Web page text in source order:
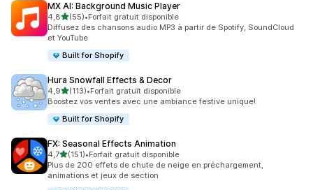
MX AI: Background Music Player
4,8étoile(s) sur 5
(55)
55 avis au total
•Forfait gratuit disponible
Diffusez des chansons audio MP3 à partir de Spotify, SoundCloud
et YouTube
Built for Shopify
Hura Snowfall Effects & Decor
4,9étoile(s) sur 5
(113)
113 avis au total
•Forfait gratuit disponible
Boostez vos ventes avec une ambiance festive unique!
Built for Shopify
FX: Seasonal Effects Animation
4,7étoile(s) sur 5
(151)
151 avis au total
•Forfait gratuit disponible
Plus de 200 effets de chute de neige en préchargement,
animations et jeux de section